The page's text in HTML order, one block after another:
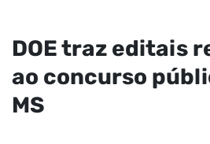
DOE traz editais
ao concurso
MS